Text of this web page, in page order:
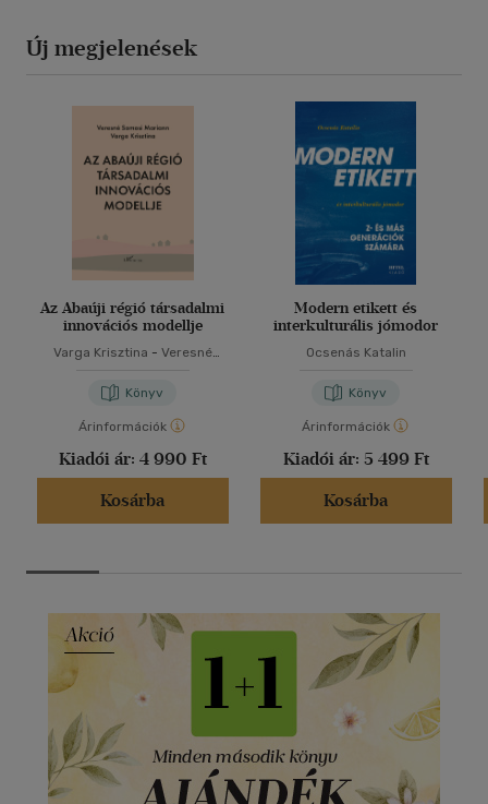
Új megjelenések
Az Abaúji régió társadalmi
innovációs modellje
Varga Krisztina - Veresné
Könyv
Árinformációk
Kiadói ár: 4 990 Ft
Kosárba
Modern etikett és
interkulturális jómodor
Ocsenás Katalin
Könyv
Árinformációk
Kiadói ár: 5 499 Ft
Kosárba